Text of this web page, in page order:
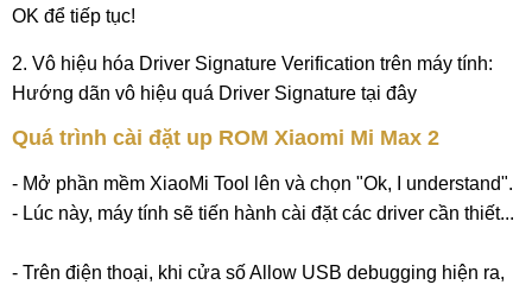
OK để tiếp tục!
2. Vô hiệu hóa Driver Signature Verification trên máy tính:
Hướng dãn vô hiệu quá Driver Signature tại đây
Quá trình cài đặt up ROM Xiaomi Mi Max 2
- Mở phần mềm XiaoMi Tool lên và chọn "Ok, I understand".
- Lúc này, máy tính sẽ tiến hành cài đặt các driver cần thiết...
- Trên điện thoại, khi cửa số Allow USB debugging hiện ra,